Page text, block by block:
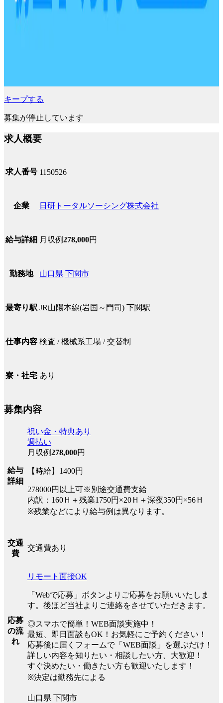
キープする
募集が停止しています
求人概要
求人番号 1150526
企業 日研トータルソーシング株式会社
給与詳細 月収例278,000円
勤務地 山口県 下関市
最寄り駅 JR山陽本線(岩国～門司) 下関駅
仕事内容 検査 / 機械系工場 / 交替制
寮・社宅 あり
募集内容
給与
詳細
祝い金・特典あり
週払い
月収例278,000円
【時給】1400円
278000円以上可※別途交通費支給
内訳：160Ｈ＋残業1750円×20Ｈ＋深夜350円×56Ｈ
※残業などにより給与例は異なります。
交通
費
交通費あり
応募
の流
れ
リモート面接OK
「Webで応募」ボタンよりご応募をお願いいたしま
す。後ほど当社よりご連絡をさせていただきます。
◎スマホで簡単！WEB面談実施中！
最短、即日面談もOK！お気軽にご予約ください！
応募後に届くフォームで「WEB面談」を選ぶだけ！
詳しい内容を知りたい・相談したい方、大歓迎！
すぐ決めたい・働きたい方も歓迎いたします！
※決定は勤務先による
山口県 下関市